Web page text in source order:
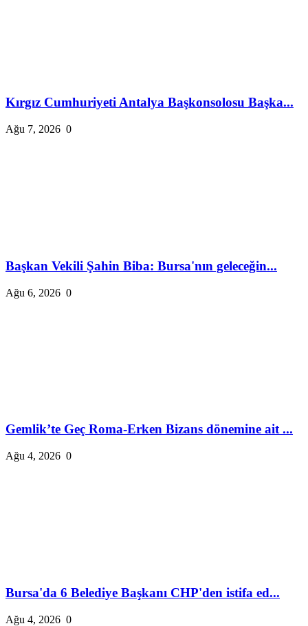
Kırgız Cumhuriyeti Antalya Başkonsolosu Başka...
Ağu 7, 2026 0
Başkan Vekili Şahin Biba: Bursa'nın geleceğin...
Ağu 6, 2026 0
Gemlik’te Geç Roma-Erken Bizans dönemine ait ...
Ağu 4, 2026 0
Bursa'da 6 Belediye Başkanı CHP'den istifa ed...
Ağu 4, 2026 0